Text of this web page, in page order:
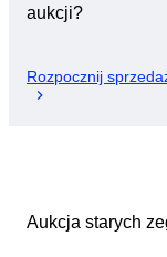
aukcji?
Rozpocznij
Aukcja starych